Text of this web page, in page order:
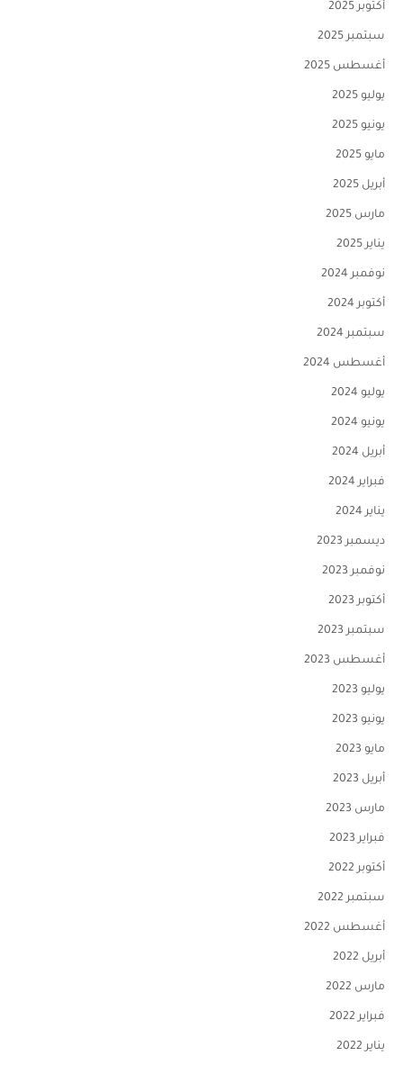
أكتوبر 2025
سبتمبر 2025
أغسطس 2025
يوليو 2025
يونيو 2025
مايو 2025
أبريل 2025
مارس 2025
يناير 2025
نوفمبر 2024
أكتوبر 2024
سبتمبر 2024
أغسطس 2024
يوليو 2024
يونيو 2024
أبريل 2024
فبراير 2024
يناير 2024
ديسمبر 2023
نوفمبر 2023
أكتوبر 2023
سبتمبر 2023
أغسطس 2023
يوليو 2023
يونيو 2023
مايو 2023
أبريل 2023
مارس 2023
فبراير 2023
أكتوبر 2022
سبتمبر 2022
أغسطس 2022
أبريل 2022
مارس 2022
فبراير 2022
يناير 2022